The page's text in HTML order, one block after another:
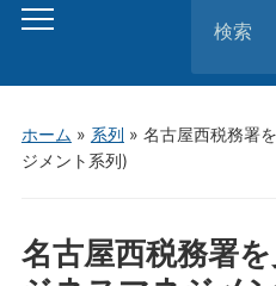
Toggle
menu
for:
ホーム » 系列 » 名古屋西税務署
ジメント系列)
名古屋西税務署